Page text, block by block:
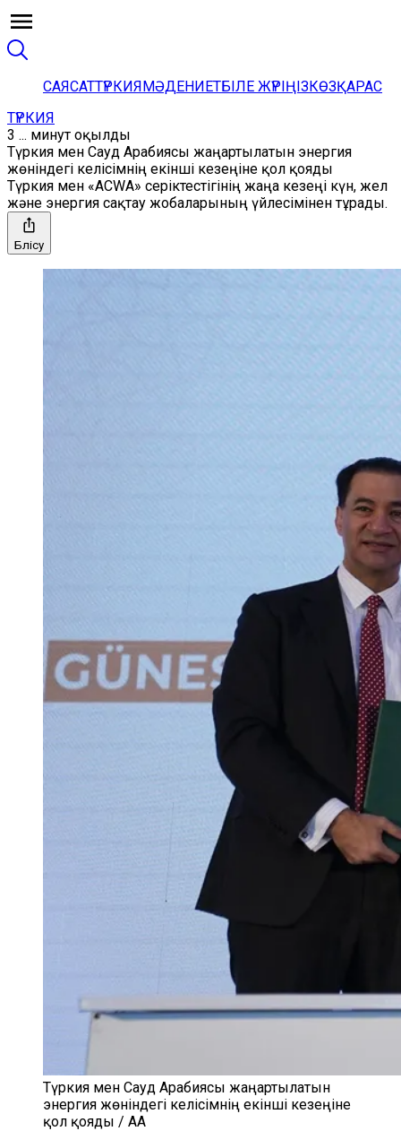
САЯСАТТҮРКИЯМӘДЕНИЕТБІЛЕ ЖҮРІҢІЗКӨЗҚАРАС
ТҮРКИЯ
3 ... минут оқылды
Түркия мен Сауд Арабиясы жаңартылатын энергия
жөніндегі келісімнің екінші кезеңіне қол қояды
Түркия мен «ACWA» серіктестігінің жаңа кезеңі күн, жел
және энергия сақтау жобаларының үйлесімінен тұрады.
Бөлісу
Түркия мен Сауд Арабиясы жаңартылатын
энергия жөніндегі келісімнің екінші кезеңіне
қол қояды / AA